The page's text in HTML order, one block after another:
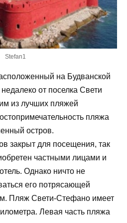
Stefan1
на Будванской
от поселка Свети
из лучших пляжей
пляжа
остров.
закрыт для посещения, так
частными лицами и
Однако ничто не
его потрясающей
Пляж Свети-Стефано имеет
Левая часть пляжа